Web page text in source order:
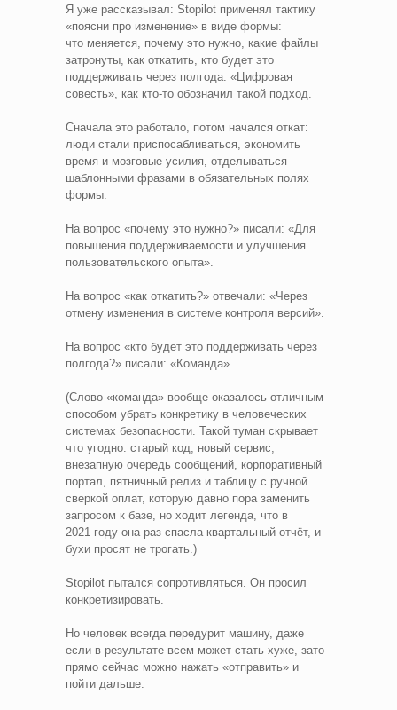
Я уже рассказывал: Stopilot применял тактику
«поясни про изменение» в виде формы:
что меняется, почему это нужно, какие файлы
затронуты, как откатить, кто будет это
поддерживать через полгода. «Цифровая
совесть», как кто‑то обозначил такой подход.
Сначала это работало, потом начался откат:
люди стали приспосабливаться, экономить
время и мозговые усилия, отделываться
шаблонными фразами в обязательных полях
формы.
На вопрос «почему это нужно?» писали: «Для
повышения поддерживаемости и улучшения
пользовательского опыта».
На вопрос «как откатить?» отвечали: «Через
отмену изменения в системе контроля версий».
На вопрос «кто будет это поддерживать через
полгода?» писали: «Команда».
(Слово «команда» вообще оказалось отличным
способом убрать конкретику в человеческих
системах безопасности. Такой туман скрывает
что угодно: старый код, новый сервис,
внезапную очередь сообщений, корпоративный
портал, пятничный релиз и таблицу с ручной
сверкой оплат, которую давно пора заменить
запросом к базе, но ходит легенда, что в
2021 году она раз спасла квартальный отчёт, и
бухи просят не трогать.)
Stopilot пытался сопротивляться. Он просил
конкретизировать.
Но человек всегда передурит машину, даже
если в результате всем может стать хуже, зато
прямо сейчас можно нажать «отправить» и
пойти дальше.